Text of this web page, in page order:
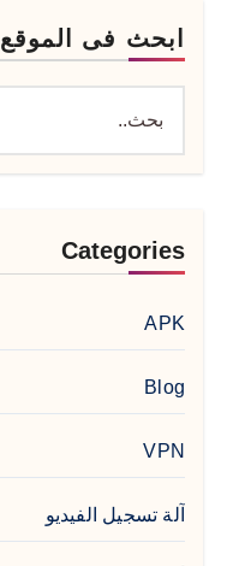
ابحث فى الموقع
Categories
APK
Blog
VPN
آلة تسجيل الفيديو